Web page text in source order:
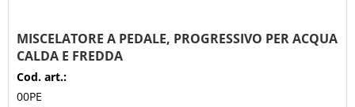
MISCELATORE A PEDALE, PROGRESSIVO PER ACQUA
CALDA E FREDDA
Cod. art.:
00PE